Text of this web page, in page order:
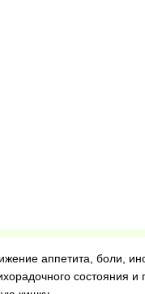
аппетита, боли,
состояния и